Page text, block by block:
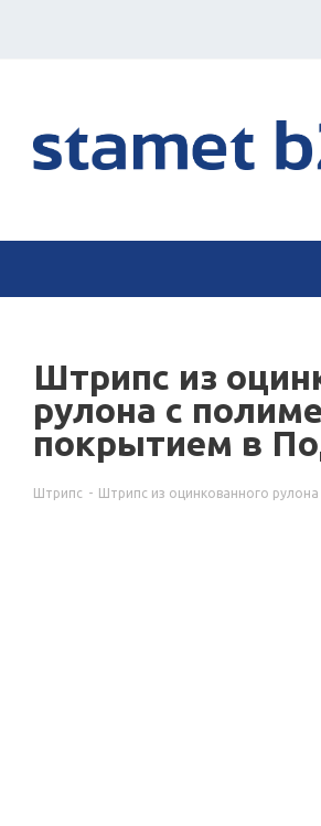
Штрипс из
рулона с
покрытием в
Штрипс - Штрипс из оцинкованного